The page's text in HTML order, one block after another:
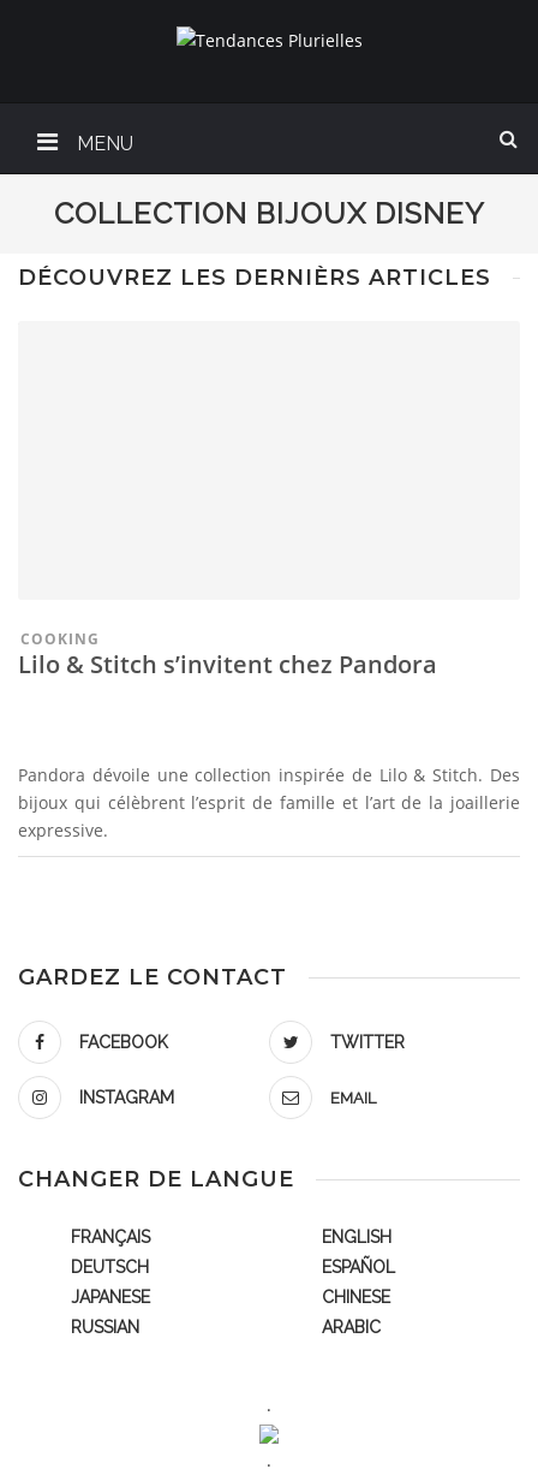
MENU
COLLECTION BIJOUX DISNEY
DÉCOUVREZ LES DERNIÈRS ARTICLES
COOKING
Lilo & Stitch s’invitent chez Pandora
Pandora dévoile une collection inspirée de Lilo & Stitch. Des
bijoux qui célèbrent l’esprit de famille et l’art de la joaillerie
expressive.
GARDEZ LE CONTACT
FACEBOOK TWITTER
INSTAGRAM EMAIL
CHANGER DE LANGUE
FRANÇAIS
ENGLISH
DEUTSCH
ESPAÑOL
JAPANESE
CHINESE
RUSSIAN
ARABIC
.
.